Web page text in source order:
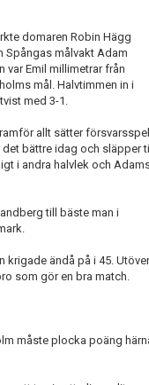
domaren Robin Hägg
Spångas målvakt Adam
Emil millimetrar från
mål. Halvtimmen in i
med 3-1.
allt sätter
bättre idag och släpper till
i andra halvlek och
till bäste man i
krigade ändå på i 45. Utöver
som gör en bra match.
måste plocka poäng